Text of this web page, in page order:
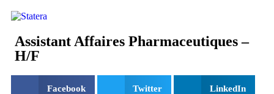
Assistant Affaires Pharmaceutiques –
H/F
Facebook Twitter LinkedIn